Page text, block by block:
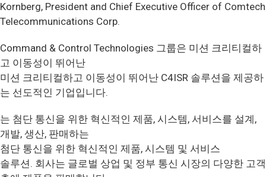
Kornberg, President and Chief Executive Officer of Comtech
Telecommunications Corp.
Command & Control Technologies 그룹은 미션 크리티컬하
고 이동성이 뛰어난
미션 크리티컬하고 이동성이 뛰어난 C4ISR 솔루션을 제공하
는 선도적인 기업입니다.
는 첨단 통신을 위한 혁신적인 제품, 시스템, 서비스를 설계,
개발, 생산, 판매하는
첨단 통신을 위한 혁신적인 제품, 시스템 및 서비스
솔루션. 회사는 글로벌 상업 및 정부 통신 시장의 다양한 고객